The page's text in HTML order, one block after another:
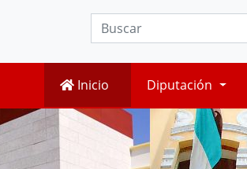
Inicio Diputación